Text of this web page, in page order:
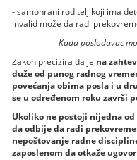
- samohrani roditelj koji ima
invalid može da radi
Kada poslodavac
Zakon precizira da je na
duže od punog radnog
povećanja obima posla i u
se u određenom roku završi
Ukoliko ne postoji nijedna
da odbije da radi
nepoštovanje radne
zaposlenom da otkaže